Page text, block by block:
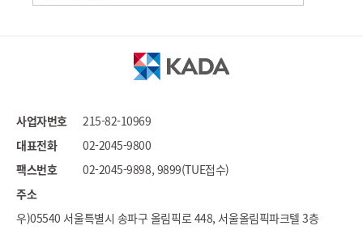
대한장애인체육회
스포츠윤리센터
국민권익위원회
사업자번호
215-82-10969
대표전화
02-2045-9800
팩스번호
02-2045-9898, 9899(TUE접수)
주소
우)05540 서울특별시 송파구 올림픽로 448, 서울올림픽파크텔 3층